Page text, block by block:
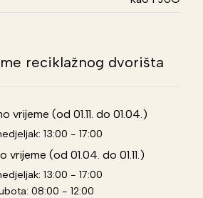
reciklažnog dvorišta
vrijeme (od 01.11. do 01.04.)
13:00 - 17:00
vrijeme (od 01.04. do 01.11.)
13:00 - 17:00
08:00 - 12:00